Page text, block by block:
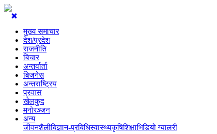
मुख्य समाचार
देश/प्रदेश
राजनीति
बिचार
अन्तर्वार्ता
बिजनेस
अन्तराष्ट्रिय
प्रवास
खेलकुद
मनोरञ्जन
अन्य
जीवनशैलीबिज्ञान-प्रबिधिस्वास्थ्यकृषिशिक्षाभिडियो ग्यालरी